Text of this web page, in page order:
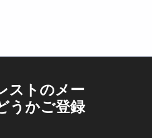
ストのメー
うかご登録